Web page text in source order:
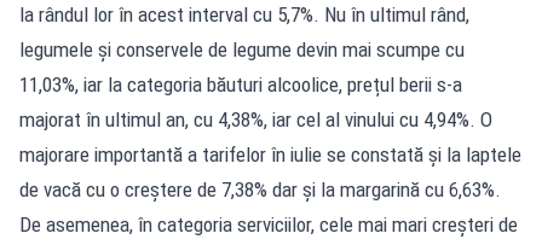
la rândul lor în acest interval cu 5,7%. Nu în ultimul rând,
legumele și conservele de legume devin mai scumpe cu
11,03%, iar la categoria băuturi alcoolice, prețul berii s-a
majorat în ultimul an, cu 4,38%, iar cel al vinului cu 4,94%. O
majorare importantă a tarifelor în iulie se constată și la laptele
de vacă cu o creștere de 7,38% dar și la margarină cu 6,63%.
De asemenea, în categoria serviciilor, cele mai mari creșteri de